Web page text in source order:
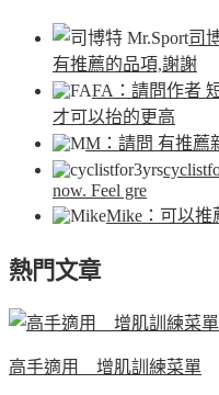
司
有推薦的品項,謝謝
FA ：請問作者
才可以抬的更高
M ：請問 有推
now. Feel gre
Mike ：可以
熱門文章
高手適用 增肌訓練菜單